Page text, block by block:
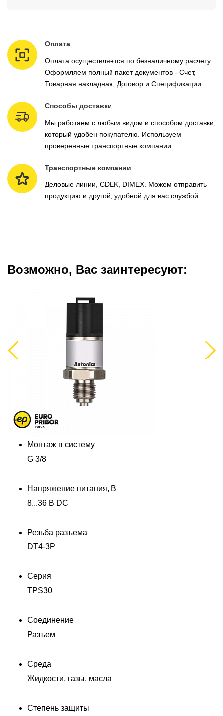
Оплата
Оплата осуществляется по безналичному расчету.
Оформляем полный пакет документов - Счет,
Товарная накладная, Договор и Спецификации.
Способы доставки
Мы работаем с любым видом и способом доставки,
который удобен покупателю. Используем
проверенные транспортные компании.
Транспортные компании
Деловые линии, CDEK, DIMEX. Можем отправить
продукцию и другой, удобной для вас службой.
Возможно, Вас заинтересуют:
Previous
Монтаж в систему
G 3/8
Напряжение питания, В
8...36 В DC
Резьба разъема
DT4-3P
Серия
TPS30
Соединение
Разъем
Среда
Жидкости, газы, масла
Степень защиты
Next